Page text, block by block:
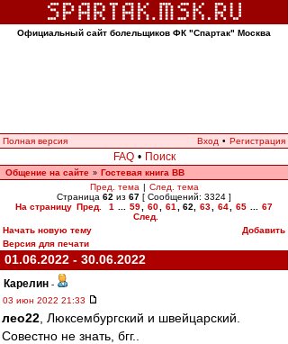
Официальный сайт болельщиков ФК "Спартак" Москва
Полная версия Вход • Регистрация
FAQ • Поиск
Общение на сайте » Гостевая книга ВВ
Пред. тема | След. тема
Страница 62 из 67 [ Сообщений: 3324 ]
На страницу Пред. 1 59 60 61 62 63 64 65
67
След.
Начать новую тему
Добавить
Версия для печати
01.06.2022 - 30.06.2022
Карелин -
03 июн 2022 21:33
лео22 , Люксембургский и швейцарский.
Совестно не знать, бгг..